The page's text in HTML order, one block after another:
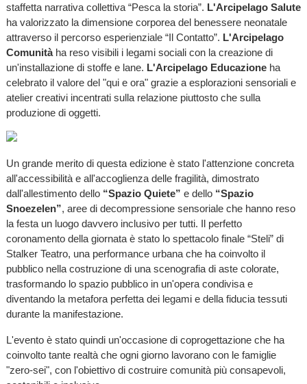
staffetta narrativa collettiva “Pesca la storia”. L'Arcipelago Salute
ha valorizzato la dimensione corporea del benessere neonatale
attraverso il percorso esperienziale “Il Contatto”. L'Arcipelago
Comunitàha reso visibili i legami sociali con la creazione di
un'installazione di stoffe e lane. L'Arcipelago Educazioneha
celebrato il valore del "qui e ora" grazie a esplorazioni sensoriali e
atelier creativi incentrati sulla relazione piuttosto che sulla
produzione di oggetti.
Un grande merito di questa edizione è stato l'attenzione concreta
all'accessibilità e all'accoglienza delle fragilità, dimostrato
dall'allestimento dello “Spazio Quiete” e dello “Spazio
Snoezelen”, aree di decompressione sensoriale che hanno reso
la festa un luogo davvero inclusivo per tutti. Il perfetto
coronamento della giornata è stato lo spettacolo finale “Steli” di
Stalker Teatro, una performance urbana che ha coinvolto il
pubblico nella costruzione di una scenografia di aste colorate,
trasformando lo spazio pubblico in un'opera condivisa e
diventando la metafora perfetta dei legami e della fiducia tessuti
durante la manifestazione.
L'evento è stato quindi un'occasione di coprogettazione che ha
coinvolto tante realtà che ogni giorno lavorano con le famiglie
"zero-sei", con l'obiettivo di costruire comunità più consapevoli,